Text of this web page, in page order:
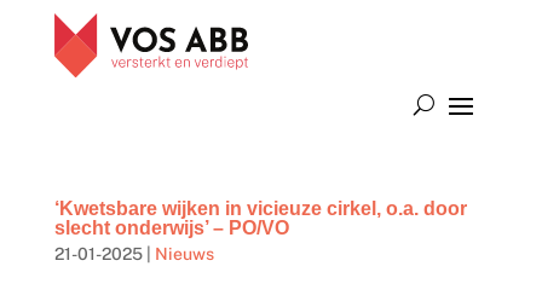
‘Kwetsbare wijken in vicieuze cirkel, o.a. door
slecht onderwijs’ – PO/VO
21-01-2025| Nieuws